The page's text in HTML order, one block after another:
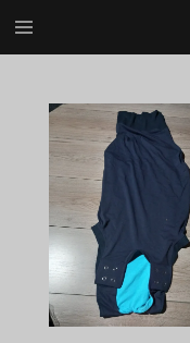
Ga
hoofdinhoud